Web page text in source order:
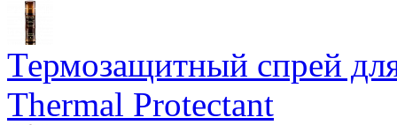
Термозащитный спрей
Thermal Protectant